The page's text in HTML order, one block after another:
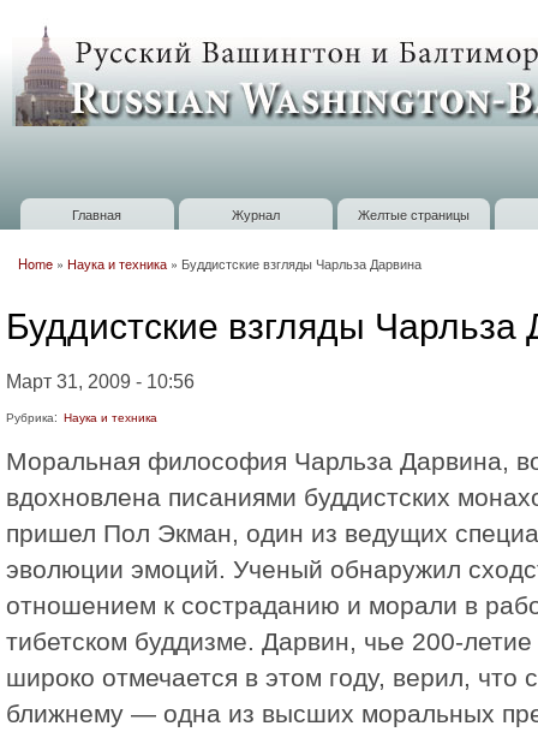
Russian
Washington
Baltimore
Главное меню
Главная Журнал Желтые страницы
Home » Наука и техника » Буддистские взгляды Чарльза Дарвина
Буддистские взгляды Чарльза
Март 31, 2009 - 10:56
Рубрика: Наука и техника
Моральная философия Чарльза Дарвина,
вдохновлена писаниями буддистских
пришел Пол Экман, один из ведущих
эволюции эмоций. Ученый обнаружил
отношением к состраданию и морали в
тибетском буддизме. Дарвин, чье 200-
широко отмечается в этом году, верил, что
ближнему — одна из высших моральных